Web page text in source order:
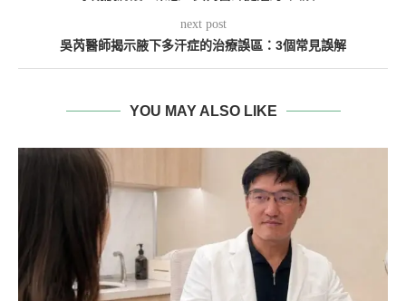
next post
吳芮醫師揭示腋下多汗症的治療誤區：3個常見誤解
YOU MAY ALSO LIKE